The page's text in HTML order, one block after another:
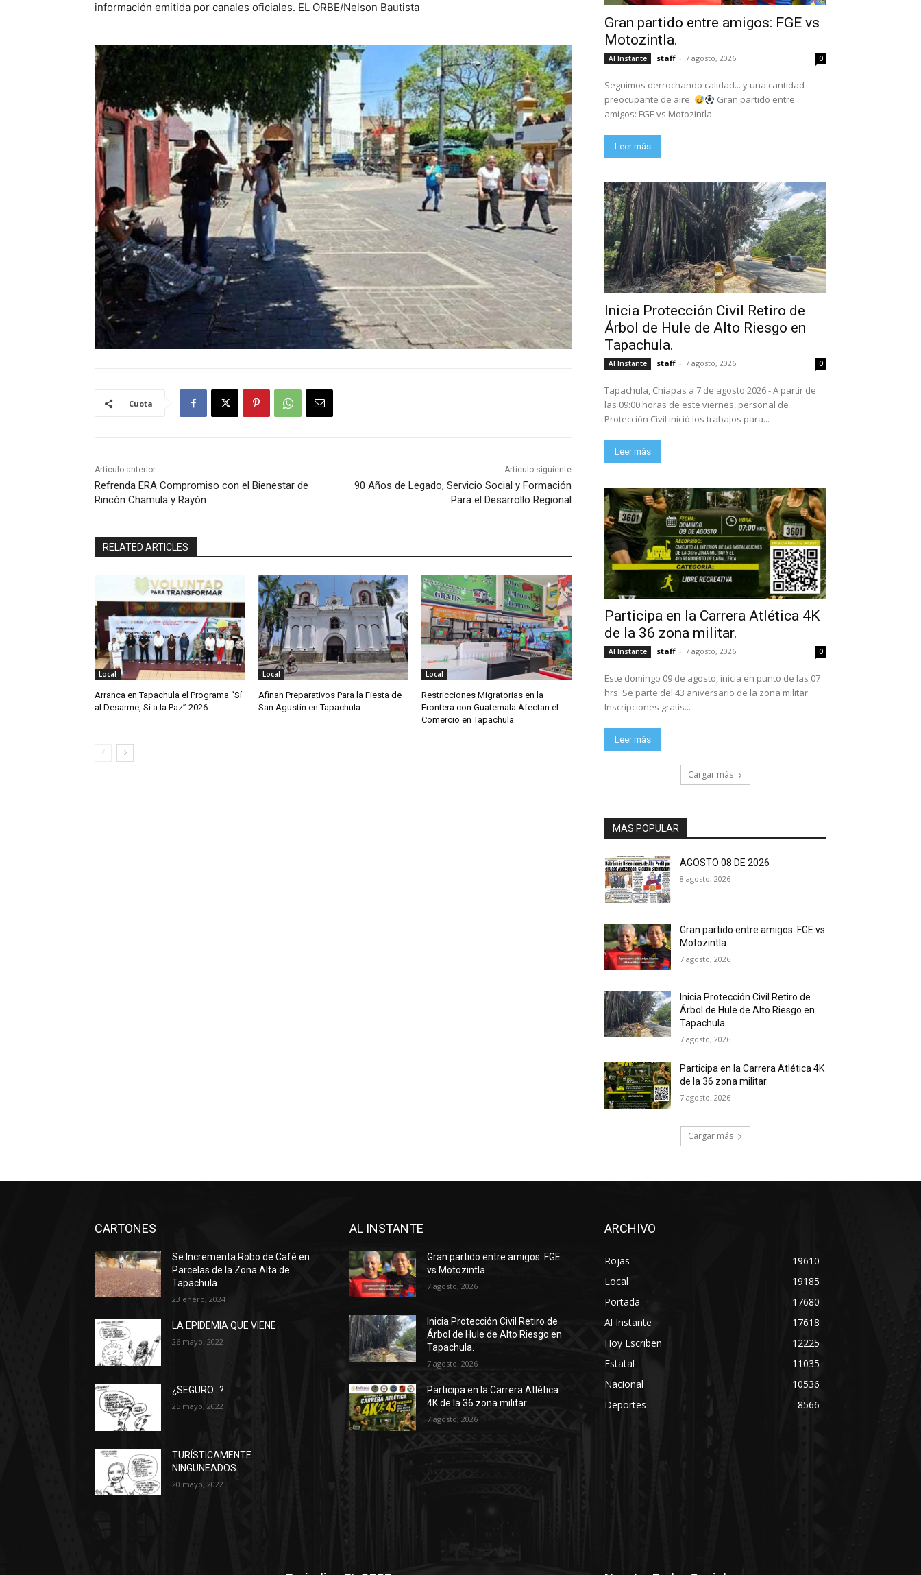
información emitida por canales oficiales. EL ORBE/Nelson Bautista
Cuota
Artículo anterior
Refrenda ERA Compromiso con el Bienestar de
Rincón Chamula y Rayón
Artículo siguiente
90 Años de Legado, Servicio Social y Formación
Para el Desarrollo Regional
RELATED ARTICLES
Local
Arranca en Tapachula el Programa “Sí
al Desarme, Sí a la Paz” 2026
Local
Afinan Preparativos Para la Fiesta de
San Agustín en Tapachula
Local
Restricciones Migratorias en la
Frontera con Guatemala Afectan el
Comercio en Tapachula
Gran partido entre amigos: FGE vs
Motozintla.
Al Instante staff - 7 agosto, 2026 0
Seguimos derrochando calidad... y una cantidad
preocupante de aire.
Gran partido entre
amigos: FGE vs Motozintla.
Leer más
Inicia Protección Civil Retiro de
Árbol de Hule de Alto Riesgo en
Tapachula.
Al Instante staff - 7 agosto, 2026 0
Tapachula, Chiapas a 7 de agosto 2026.- A partir de
las 09:00 horas de este viernes, personal de
Protección Civil inició los trabajos para...
Leer más
Participa en la Carrera Atlética 4K
de la 36 zona militar.
Al Instante staff - 7 agosto, 2026 0
Este domingo 09 de agosto, inicia en punto de las 07
hrs. Se parte del 43 aniversario de la zona militar.
Inscripciones gratis...
Leer más
Cargar más
MAS POPULAR
AGOSTO 08 DE 2026
8 agosto, 2026
Gran partido entre amigos: FGE vs
Motozintla.
7 agosto, 2026
Inicia Protección Civil Retiro de
Árbol de Hule de Alto Riesgo en
Tapachula.
7 agosto, 2026
Participa en la Carrera Atlética 4K
de la 36 zona militar.
7 agosto, 2026
Cargar más
CARTONES
Se Incrementa Robo de Café en
Parcelas de la Zona Alta de
Tapachula
23 enero, 2024
LA EPIDEMIA QUE VIENE
26 mayo, 2022
¿SEGURO…?
25 mayo, 2022
TURÍSTICAMENTE
NINGUNEADOS…
20 mayo, 2022
AL INSTANTE
Gran partido entre amigos: FGE
vs Motozintla.
7 agosto, 2026
Inicia Protección Civil Retiro de
Árbol de Hule de Alto Riesgo en
Tapachula.
7 agosto, 2026
Participa en la Carrera Atlética
4K de la 36 zona militar.
7 agosto, 2026
ARCHIVO
Rojas
19610
Local
19185
Portada
17680
Al Instante
17618
Hoy Escriben
12225
Estatal
11035
Nacional
10536
Deportes
8566